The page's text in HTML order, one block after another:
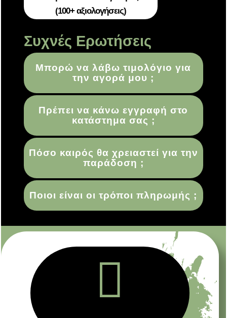
(100+ αξιολογήσεις)
Συχνές Ερωτήσεις
Μπορώ να λάβω τιμολόγιο για
την αγορά μου ;
Πρέπει να κάνω εγγραφή στο
κατάστημα σας ;
Πόσο καιρός θα χρειαστεί για την
παράδοση ;
Ποιοι είναι οι τρόποι πληρωμής ;
